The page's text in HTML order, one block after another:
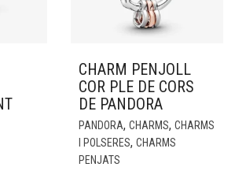
CHARM PENJOLL
COR PLE DE CORS
DE PANDORA
PANDORA, CHARMS, CHARMS
I POLSERES, CHARMS
PENJATS